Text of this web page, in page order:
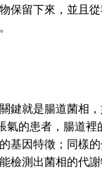
留下來，並且
就是腸道菌相
的患者，腸道
因特徵；同樣
測出菌相的代